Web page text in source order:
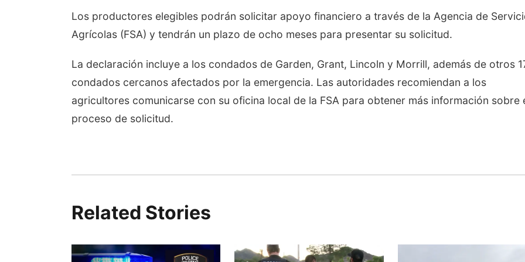
Los productores elegibles podrán solicitar apoyo financiero a través de la Agencia de
Agrícolas (FSA) y tendrán un plazo de ocho meses para presentar su solicitud.
La declaración incluye a los condados de Garden, Grant, Lincoln y Morrill, además de otros
condados cercanos afectados por la emergencia. Las autoridades recomiendan a los
agricultores comunicarse con su oficina local de la FSA para obtener más información sobre
proceso de solicitud.
Related Stories